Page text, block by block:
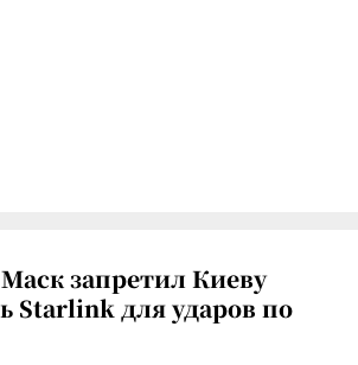
запретил Киеву
Starlink для ударов по